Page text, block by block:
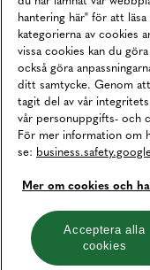
Press
Studentrabatt
B2B
Tillgänglighetsredogörelse
Betalningar
Cookies
Hantera cookies
hantering här" för att
kategorierna av cookies
vissa cookies kan du
också göra
ditt samtycke. Genom
tagit del av vår
vår personuppgifts- och
För mer information om
se:
Mer om cookies och
Acceptera alla
cookies